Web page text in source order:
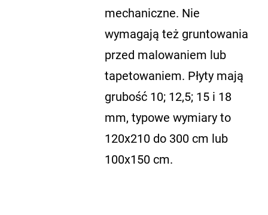
mechaniczne. Nie
wymagają też gruntowania
przed malowaniem lub
tapetowaniem. Płyty mają
grubość 10; 12,5; 15 i 18
mm, typowe wymiary to
120x210 do 300 cm lub
100x150 cm.